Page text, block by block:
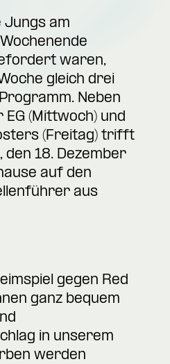
Jungs am
waren,
gleich drei
Neben
(Mittwoch) und
(Freitag) trifft
den 18. Dezember
auf den
aus
gegen Red
ganz bequem
in unserem
werden